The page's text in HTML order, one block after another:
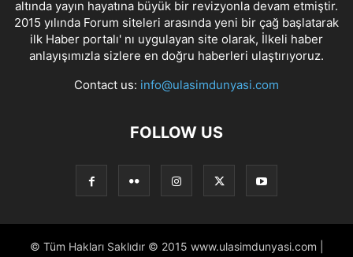
altında yayın hayatına büyük bir revizyonla devam etmiştir.
2015 yılında Forum siteleri arasında yeni bir çağ başlatarak
ilk Haber portalı' nı uygulayan site olarak, İlkeli haber
anlayışımızla sizlere en doğru haberleri ulaştırıyoruz.
Contact us: info@ulasimdunyasi.com
FOLLOW US
© Tüm Hakları Saklıdır © 2015 www.ulasimdunyasi.com |